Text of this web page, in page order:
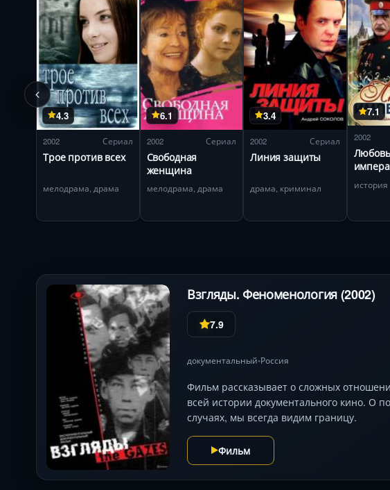
4.3
2002 Сериал
Трое против всех
мелодрама, драма
6.1
2002 Сериал
Свободная
женщина
мелодрама, драма
3.4
2002 Сериал
Линия защиты
драма, криминал
7.1
2002
Любовь
история
Взгляды. Феноменология (2002)
7.9
документальный•Россия
Фильм рассказывает о сложных
всей истории документального кино. О
случаях, мы всегда видим границу.
Фильм